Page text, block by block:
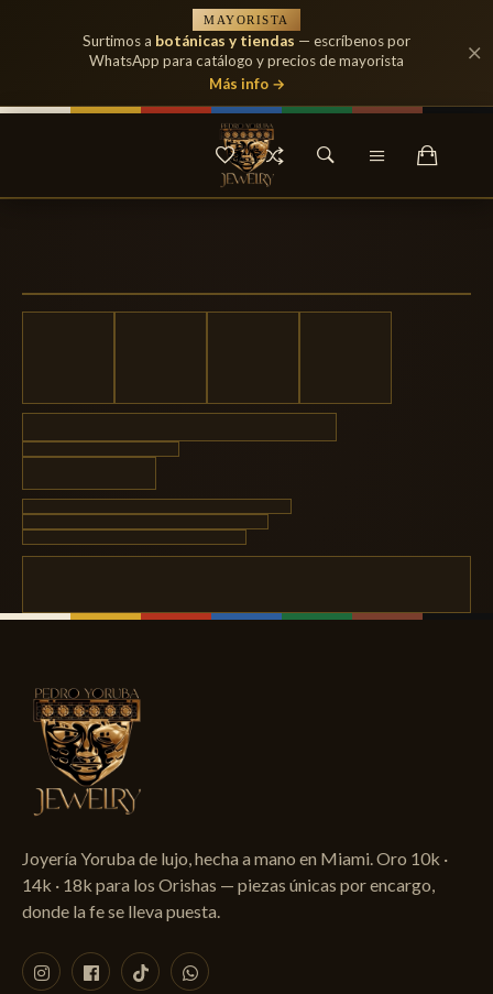
MAYORISTA
Surtimos a botánicas y tiendas — escríbenos por
WhatsApp para catálogo y precios de mayorista
Más info →
Joyería Yoruba de lujo, hecha a mano en Miami. Oro 10k ·
14k · 18k para los Orishas — piezas únicas por encargo,
donde la fe se lleva puesta.